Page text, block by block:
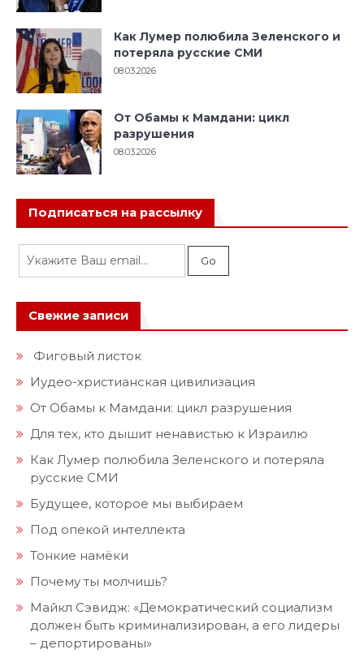
Как Лумер полюбила Зеленского и
потеряла русские СМИ
08.03.2026
От Обамы к Мамдани: цикл
разрушения
08.03.2026
Подписаться на рассылку
Свежие записи
Фиговый листок
Иудео-христианская цивилизация
От Обамы к Мамдани: цикл разрушения
Для тех, кто дышит ненавистью к Израилю
Как Лумер полюбила Зеленского и потеряла
русские СМИ
Будущее, которое мы выбираем
Под опекой интеллекта
Тонкие намёки
Почему ты молчишь?
Майкл Сэвидж: «Демократический социализм
должен быть криминализирован, а его лидеры
– депортированы»